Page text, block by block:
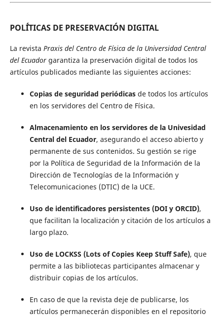
POL´ÍTICAS DE PRESERVACIÓN DIGITAL
La revista Praxis del Centro de Física de la Universidad Central
del Ecuadorgarantiza la preservación digital de todos los
artículos publicados mediante las siguientes acciones:
Copias de seguridad periódicasde todos los artículos
en los servidores del Centro de Física.
Almacenamiento en los servidores de la Univesidad
Central del Ecuador, asegurando el acceso abierto y
permanente de sus contenidos. Su gestión se rige
por la Política de Seguridad de la Información de la
Dirección de Tecnologías de la Información y
Telecomunicaciones (DTIC) de la UCE.
Uso de identificadores persistentes (DOI y ORCID),
que facilitan la localización y citación de los artículos a
largo plazo.
Uso de LOCKSS (Lots of Copies Keep Stuff Safe), que
permite a las bibliotecas participantes almacenar y
distribuir copias de los artículos.
En caso de que la revista deje de publicarse, los
artículos permanecerán disponibles en el repositorio